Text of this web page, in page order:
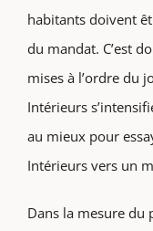
habitants doivent
du mandat. C’est
mises à l’ordre du
Intérieurs
au mieux pour
Intérieurs vers un
Dans la mesure du